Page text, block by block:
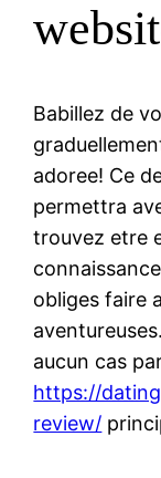
Babillez de
adoree! Ce
permettra
trouvez etre
obliges faire
aucun cas
https://
review/